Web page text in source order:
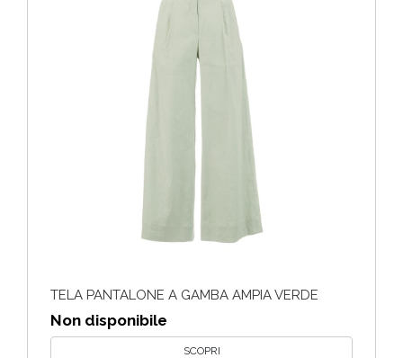
TELA PANTALONE A GAMBA AMPIA VERDE
Non disponibile
SCOPRI